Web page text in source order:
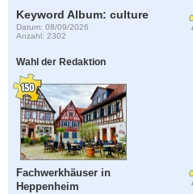
Keyword Album: culture
Datum: 08/09/2026
Anzahl: 2302
Wahl der Redaktion
Fachwerkhäuser in
Heppenheim